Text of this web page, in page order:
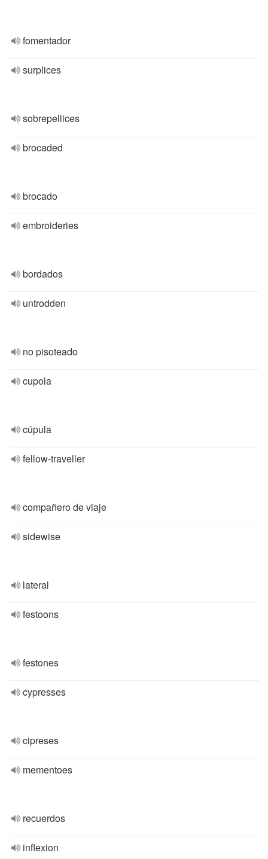
fomentador
surplices
sobrepellices
brocaded
brocado
embroideries
bordados
untrodden
no pisoteado
cupola
cúpula
fellow-traveller
compañero de viaje
sidewise
lateral
festoons
festones
cypresses
cipreses
mementoes
recuerdos
inflexion